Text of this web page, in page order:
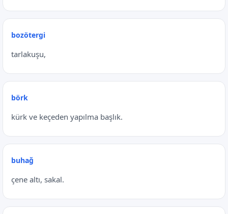
bozötergi
tarlakuşu,
börk
kürk ve keçeden yapılma başlık.
buhağ
çene altı, sakal.